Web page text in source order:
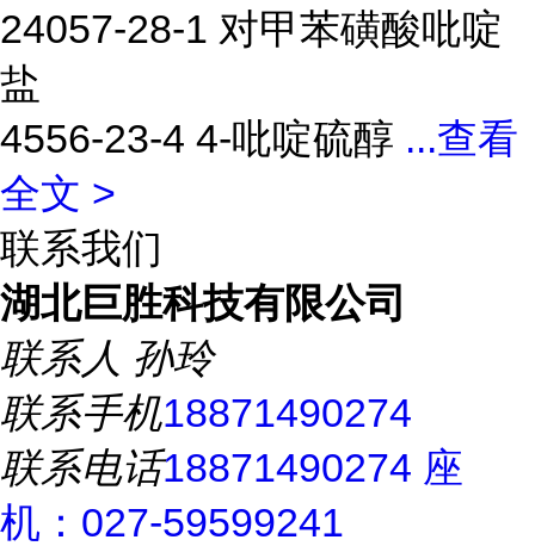
24057-28-1 对甲苯磺酸吡啶
盐
4556-23-4 4-吡啶硫醇 ...查看
全文 >
联系我们
湖北巨胜科技有限公司
联系人 孙玲
联系手机18871490274
联系电话18871490274 座
机：027-59599241